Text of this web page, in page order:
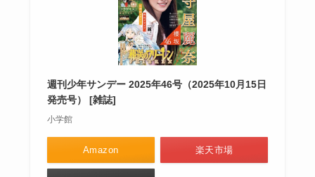
週刊少年サンデー 2025年46号（2025年10月15日
発売号） [雑誌]
小学館
Amazon 楽天市場